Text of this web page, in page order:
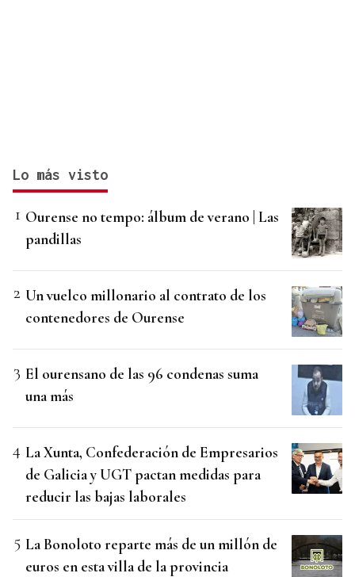
Lo más visto
Ourense no tempo: álbum de verano | Las
pandillas
Un vuelco millonario al contrato de los
contenedores de Ourense
El ourensano de las 96 condenas suma
una más
La Xunta, Confederación de Empresarios
de Galicia y UGT pactan medidas para
reducir las bajas laborales
La Bonoloto reparte más de un millón de
euros en esta villa de la provincia